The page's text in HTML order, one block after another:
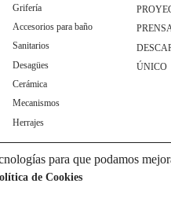
Grifería
Accesorios para baño
Sanitarios
Desagües
Cerámica
Mecanismos
Herrajes
ÚNICO
para que podamos
de Cookies